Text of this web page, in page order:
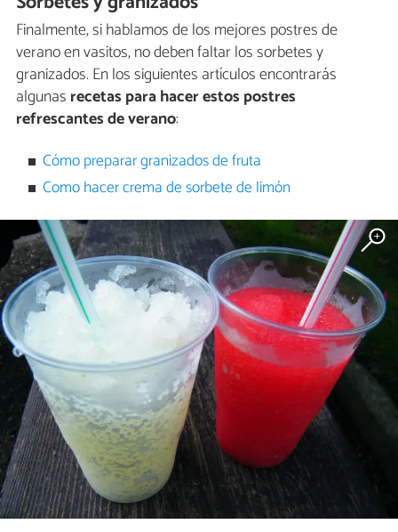
Finalmente, si hablamos de los mejores postres de
verano en vasitos, no deben faltar los sorbetes y
granizados. En los siguientes artículos encontrarás
algunas recetas para hacer estos postres
refrescantes de verano:
Cómo preparar granizados de fruta
Como hacer crema de sorbete de limón